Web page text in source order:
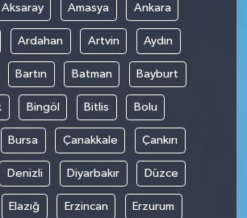
Aksaray Amasya Ankara
Ardahan Artvin Aydın
Bartın Batman Bayburt
Bingöl Bitlis Bolu
Bursa Çanakkale Çankırı
Denizli Diyarbakır Düzce
Elazığ Erzincan Erzurum